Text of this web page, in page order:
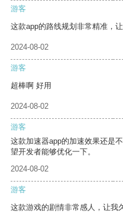
游客
这款app的路线规划非常精准，
2024-08-02
游客
超棒啊 好用
2024-08-02
游客
这款加速器app的加速效果还是
望开发者能够优化一下。
2024-08-02
游客
这款游戏的剧情非常感人，让我